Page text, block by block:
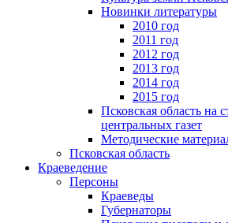
Новинки литературы
2010 год
2011 год
2012 год
2013 год
2014 год
2015 год
Псковская область на
центральных газет
Методические
Псковская область
Краеведение
Персоны
Краеведы
Губернаторы